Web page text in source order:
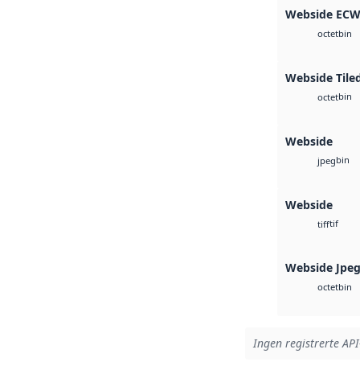
Webside ECW
octetbin
Webside
octetbin
Webside
jpegbin
Webside
tifftif
Webside
octetbin
Ingen registrerte